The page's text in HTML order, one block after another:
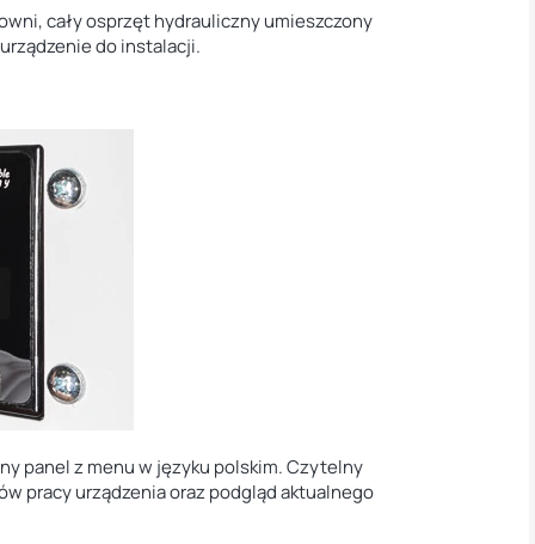
cały osprzęt hydrauliczny umieszczony
do instalacji.
panel z menu w języku polskim. Czytelny
pracy urządzenia oraz podgląd aktualnego